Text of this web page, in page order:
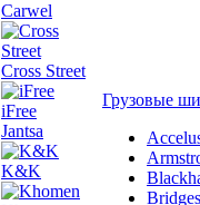
Carwel
Cross Street
iFree
Jantsa
K&K
Грузовые